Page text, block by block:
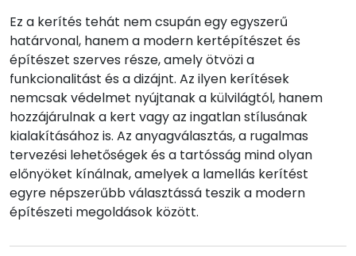
Ez a kerítés tehát nem csupán egy egyszerű
határvonal, hanem a modern kertépítészet és
építészet szerves része, amely ötvözi a
funkcionalitást és a dizájnt. Az ilyen kerítések
nemcsak védelmet nyújtanak a külvilágtól, hanem
hozzájárulnak a kert vagy az ingatlan stílusának
kialakításához is. Az anyagválasztás, a rugalmas
tervezési lehetőségek és a tartósság mind olyan
előnyöket kínálnak, amelyek a lamellás kerítést
egyre népszerűbb választássá teszik a modern
építészeti megoldások között.